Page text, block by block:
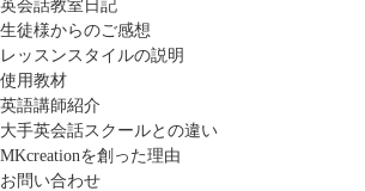
英会話教室日記
生徒様からのご感想
レッスンスタイルの説明
使用教材
英語講師紹介
大手英会話スクールとの違い
MKcreationを創った理由
お問い合わせ